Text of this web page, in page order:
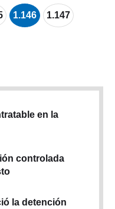
1.146 1.147
en la
controlada
la detención